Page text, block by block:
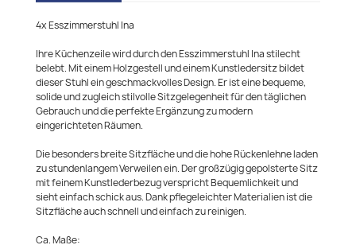
4x Esszimmerstuhl Ina
Ihre Küchenzeile wird durch den Esszimmerstuhl Ina stilecht
belebt. Mit einem Holzgestell und einem Kunstledersitz bildet
dieser Stuhl ein geschmackvolles Design. Er ist eine bequeme,
solide und zugleich stilvolle Sitzgelegenheit für den täglichen
Gebrauch und die perfekte Ergänzung zu modern
eingerichteten Räumen.
Die besonders breite Sitzfläche und die hohe Rückenlehne laden
zu stundenlangem Verweilen ein. Der großzügig gepolsterte Sitz
mit feinem Kunstlederbezug verspricht Bequemlichkeit und
sieht einfach schick aus. Dank pflegeleichter Materialien ist die
Sitzfläche auch schnell und einfach zu reinigen.
Ca. Maße: